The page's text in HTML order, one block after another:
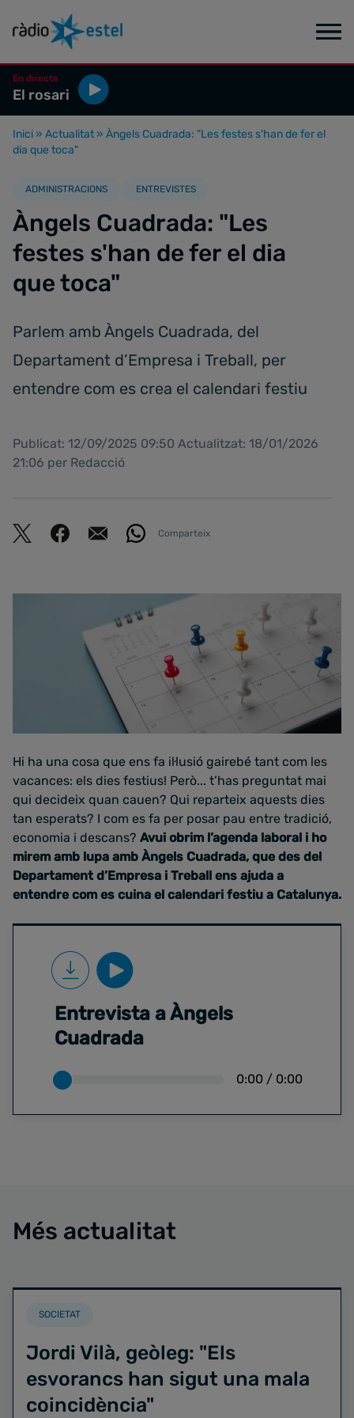
En directe
El rosari
Inici » Actualitat » Àngels Cuadrada: "Les festes s'han de fer el
dia que toca"
ADMINISTRACIONS ENTREVISTES
Àngels Cuadrada: "Les
festes s'han de fer el dia
que toca"
Parlem amb Àngels Cuadrada, del
Departament d’Empresa i Treball, per
entendre com es crea el calendari festiu
Publicat: 12/09/2025 09:50 Actualitzat: 18/01/2026
21:06 per Redacció
Comparteix
Hi ha una cosa que ens fa il·lusió gairebé tant com les
vacances: els dies festius! Però... t’has preguntat mai
qui decideix quan cauen? Qui reparteix aquests dies
tan esperats? I com es fa per posar pau entre tradició,
economia i descans? Avui obrim l’agenda laboral i ho
mirem amb lupa amb Àngels Cuadrada, que des del
Departament d’Empresa i Treball ens ajuda a
entendre com es cuina el calendari festiu a Catalunya.
Entrevista a Àngels
Cuadrada
0:00 / 0:00
Més actualitat
SOCIETAT
Jordi Vilà, geòleg: "Els
esvorancs han sigut una mala
coincidència"